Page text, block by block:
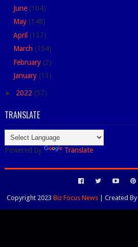
June (104)
May (148)
April (137)
March (154)
February (2)
January (13)
► 2022 (57)
TRANSLATE
Powered by Translate
Copyright 2023 Biz Focus News| Created By